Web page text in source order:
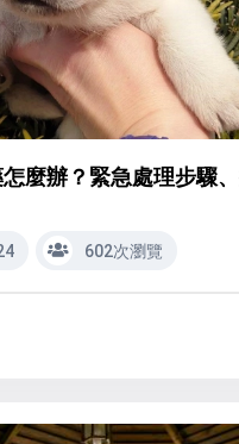
麼辦？緊急處理步驟
602次瀏覽